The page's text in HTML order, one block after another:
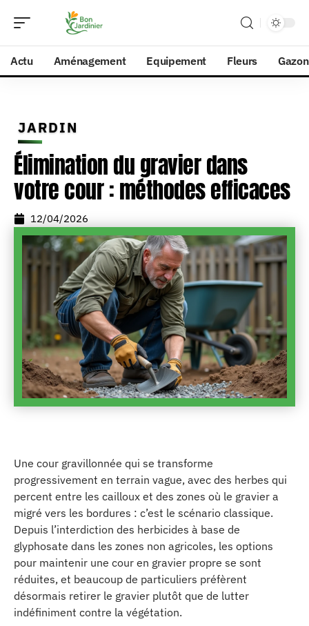
Actu Aménagement Equipement Fleurs Gazon
JARDIN
Élimination du gravier dans
votre cour : méthodes efficaces
12/04/2026
Une cour gravillonnée qui se transforme
progressivement en terrain vague, avec des herbes qui
percent entre les cailloux et des zones où le gravier a
migré vers les bordures : c’est le scénario classique.
Depuis l’interdiction des herbicides à base de
glyphosate dans les zones non agricoles, les options
pour maintenir une cour en gravier propre se sont
réduites, et beaucoup de particuliers préfèrent
désormais retirer le gravier plutôt que de lutter
indéfiniment contre la végétation.